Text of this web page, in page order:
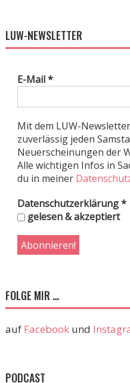
LUW-NEWSLETTER
E-Mail*
Mit dem LUW-
zuverlässig jeden
Neuerscheinungen der
Alle wichtigen Infos in
du in meiner
Datenschutzerklärung*
gelesen & akzeptiert
FOLGE MIR …
auf Facebookund
PODCAST